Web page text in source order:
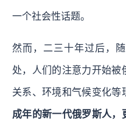
一个社会性话题。
然而，二三十年过后，
处，人们的注意力开始被
关系、环境和气候变化等
成年的新一代俄罗斯人，